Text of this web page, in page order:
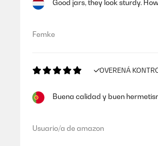
Good jars, they look sturdy.
Femke
OVERENÁ
Buena calidad y buen
Usuario/a de amazon